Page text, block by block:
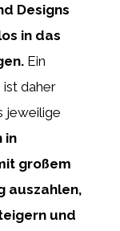
Designs
in das
Ein
daher
jeweilige
in
großem
auszahlen,
und